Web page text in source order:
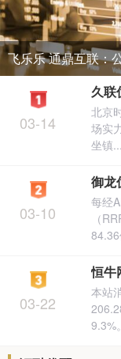
飞乐乐 通鼎互联：
北京
场实
坐镇
03-14
每经
（
03-10
本站
9.3%
03-22